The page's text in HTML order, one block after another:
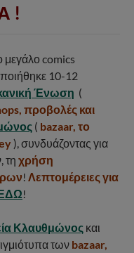
!
μεγάλο comics
10-12
Ένωση (
προβολές και
( bazaar, το
), συνδυάζοντας για
τη χρήση
! Λεπτομέρειες για
!
Κλαυθμώνος και
των bazaar,